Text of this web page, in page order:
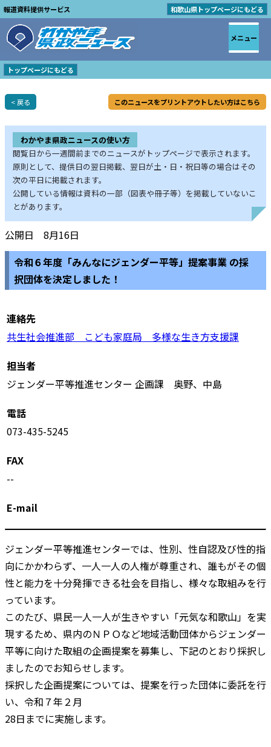
報道資料提供サービス 和歌山県トップページにもどる
トップページにもどる
< 戻る このニュースをプリントアウトしたい方はこちら
わかやま県政ニュースの使い方
閲覧日から一週間前までのニュースがトップページで表示されます。
原則として、提供日の翌日掲載、翌日が土・日・祝日等の場合はその
次の平日に掲載されます。
公開している情報は資料の一部（図表や冊子等）を掲載していないこ
とがあります。
公開日 8月16日
令和６年度「みんなにジェンダー平等」提案事業 の採
択団体を決定しました！
連絡先
共生社会推進部 こども家庭局 多様な生き方支援課
担当者
ジェンダー平等推進センター 企画課 奥野、中島
電話
073-435-5245
FAX
--
E-mail
ジェンダー平等推進センターでは、性別、性自認及び性的指
向にかかわらず、一人一人の人権が尊重され、誰もがその個
性と能力を十分発揮できる社会を目指し、様々な取組みを行
っています。
このたび、県民一人一人が生きやすい「元気な和歌山」を実
現するため、県内のＮＰＯなど地域活動団体からジェンダー
平等に向けた取組の企画提案を募集し、下記のとおり採択し
ましたのでお知らせします。
採択した企画提案については、提案を行った団体に委託を行
い、令和７年２月
28日までに実施します。
メニュー